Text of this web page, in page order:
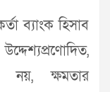
ব্যাংক হিসাব
নয়, ক্ষমতার